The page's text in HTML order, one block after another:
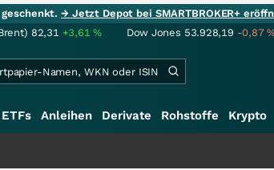
geschenkt.→ Jetzt Depot bei SMARTBROKER+
82,31 +3,61% Dow Jones 53.928,19 -0,87
ETFs Anleihen Derivate Rohstoffe Krypto